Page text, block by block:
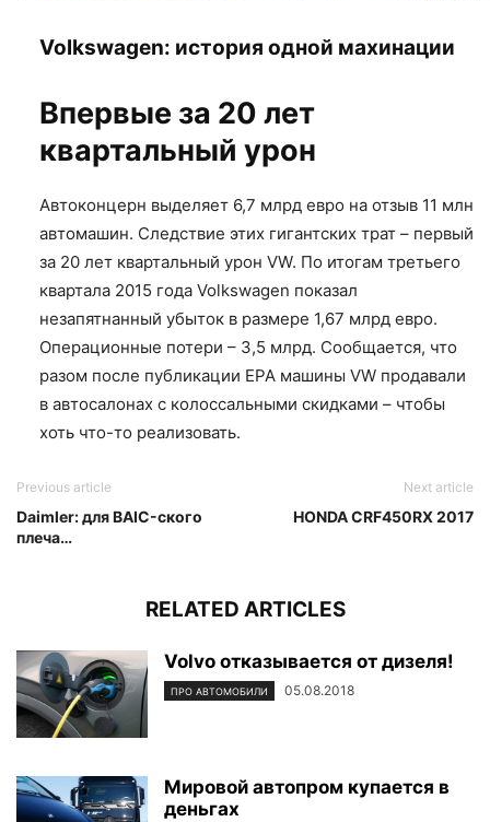
Volkswagen: история одной махинации
Впервые за 20 лет
квартальный урон
Автоконцерн выделяет 6,7 млрд евро на отзыв 11 млн
автомашин. Следствие этих гигантских трат – первый
за 20 лет квартальный урон VW. По итогам третьего
квартала 2015 года Volkswagen показал
незапятнанный убыток в размере 1,67 млрд евро.
Операционные потери – 3,5 млрд. Сообщается, что
разом после публикации EPA машины VW продавали
в автосалонах с колоссальными скидками – чтобы
хоть что-то реализовать.
Previous article
Daimler: для BAIC-ского
плеча…
Next article
HONDA CRF450RX 2017
RELATED ARTICLES
Volvo отказывается от дизеля!
ПРО АВТОМОБИЛИ 05.08.2018
Мировой автопром купается в
деньгах